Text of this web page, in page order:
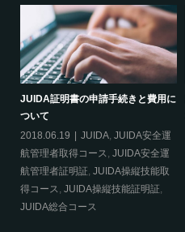
JUIDA証明書の申請手続きと費用に
ついて
2018.06.19
JUIDA, JUIDA安全運
航管理者取得コース JUIDA安全運
航管理者証明証 JUIDA操縦技能取
得コース JUIDA操縦技能証明証
JUIDA総合コース